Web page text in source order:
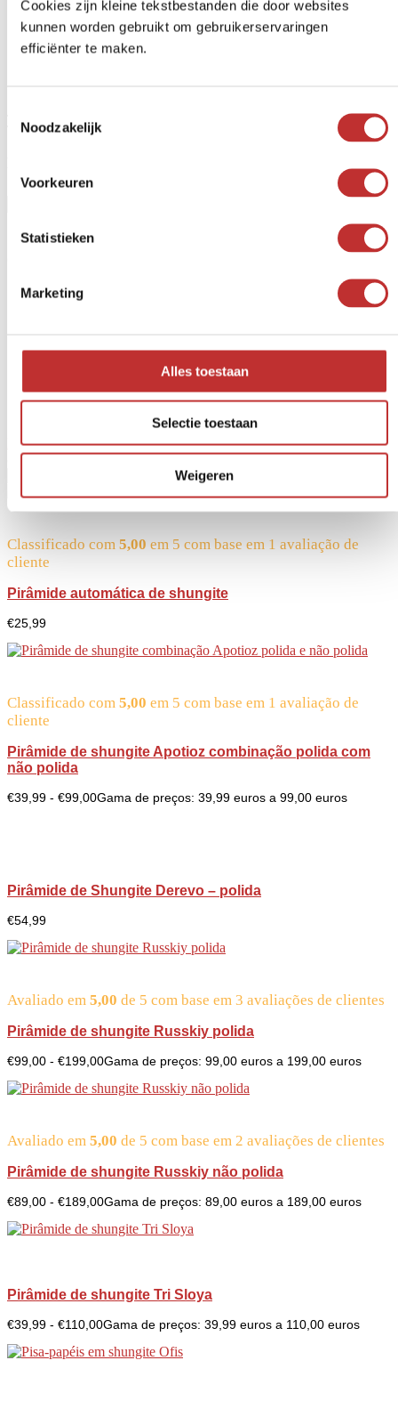
Cookies zijn kleine tekstbestanden die door websites
kunnen worden gebruikt om gebruikerservaringen
efficiënter te maken.
Noodzakelijk
Voorkeuren
Statistieken
Marketing
Alles toestaan
Selectie toestaan
Weigeren
Outros produtos
Pirâmides
Conjuntos de harmonização
Shungite Elite
Mostrar resultado
81 produtos encontrados
Classificado com 5,00 em 5 com base em 1 avaliação de
cliente
Pirâmide automática de shungite
€25,99
Classificado com 5,00 em 5 com base em 1 avaliação de
cliente
Pirâmide de shungite Apotioz combinação polida com
não polida
€39,99 - €99,00Gama de preços: 39,99 euros a 99,00 euros
Pirâmide de Shungite Derevo – polida
€54,99
Avaliado em 5,00 de 5 com base em 3 avaliações de clientes
Pirâmide de shungite Russkiy polida
€99,00 - €199,00Gama de preços: 99,00 euros a 199,00 euros
Avaliado em 5,00 de 5 com base em 2 avaliações de clientes
Pirâmide de shungite Russkiy não polida
€89,00 - €189,00Gama de preços: 89,00 euros a 189,00 euros
Pirâmide de shungite Tri Sloya
€39,99 - €110,00Gama de preços: 39,99 euros a 110,00 euros